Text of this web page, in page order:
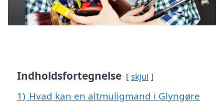
Indholdsfortegnelse skjul
1) Hvad kan en altmuligmand i Glyngøre